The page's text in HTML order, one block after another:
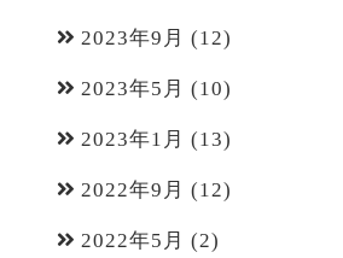
2023年9月 (12)
2023年5月 (10)
2023年1月 (13)
2022年9月 (12)
2022年5月 (2)